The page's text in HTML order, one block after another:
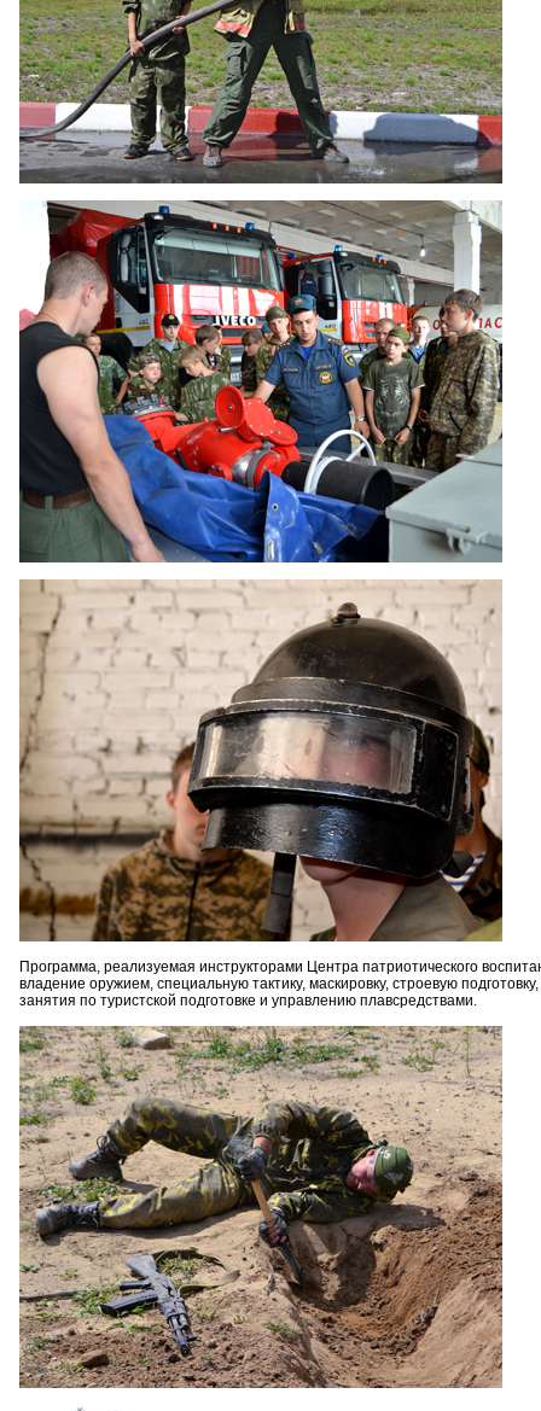
Программа, реализуемая инструкторами Центра патриотического
владение оружием, специальную тактику, маскировку, строевую
занятия по туристской подготовке и управлению плавсредствами.